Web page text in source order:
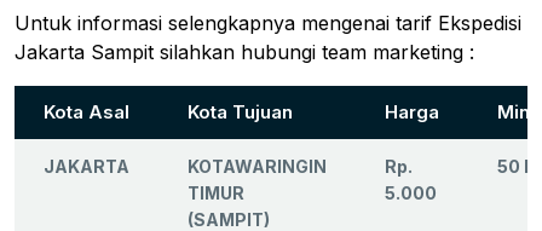
Untuk informasi selengkapnya mengenai tarif Ekspedisi
Jakarta Sampit silahkan hubungi team marketing :
Kota Asal Kota Tujuan Harga
JAKARTA
KOTAWARINGIN
TIMUR
(SAMPIT)
Rp.
5.000
50